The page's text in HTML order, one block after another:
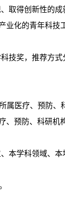
取得创新性的
化的青年科技
技奖，推荐方
属医疗、预防、
、预防、科研机
本学科领域、